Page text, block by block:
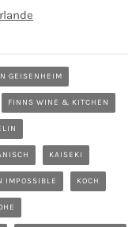
GEISENHEIM
FINNS WINE & KITCHEN
KAISEKI
IMPOSSIBLE KOCH